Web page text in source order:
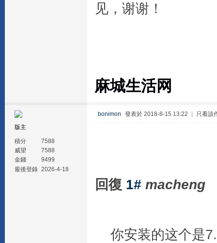
见，谢谢！
麻城生活网
版主
積分
7588
威望
7588
金錢
9499
最後登錄 2026-4-18
bonimon 發表於 2018-8-15 13:22 只看該
回復 1# macheng
你安装的这个是